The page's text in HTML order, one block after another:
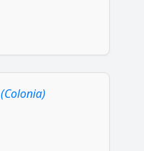
(Colonia)